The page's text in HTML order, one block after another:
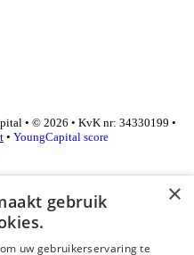
• © 2026 • KvK nr: 34330199 •
• YoungCapital score
×
gebruik
uw gebruikerservaring te